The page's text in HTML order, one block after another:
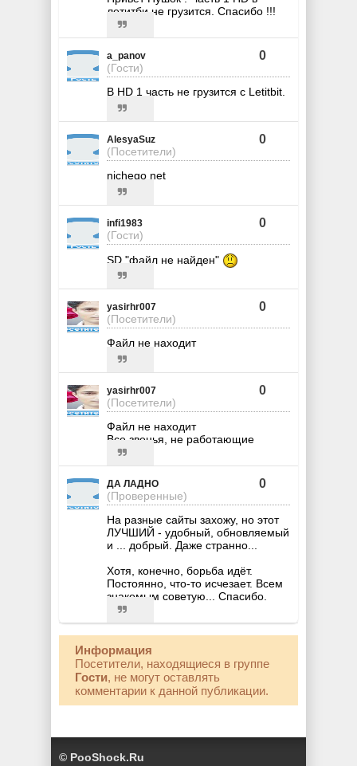
летитби не грузится. Спасибо !!!
a_panov
(Гости)
0
В HD 1 часть не грузится с Letitbit.
AlesyaSuz
(Посетители)
0
nichego net
infi1983
(Гости)
0
SD "файл не найден"
yasirhr007
(Посетители)
0
Файл не находит
yasirhr007
(Посетители)
0
Файл не находит
Все звенья, не работающие
ДА ЛАДНО
(Проверенные)
0
На разные сайты захожу, но этот
ЛУЧШИЙ - удобный, обновляемый
и ... добрый. Даже странно...
Хотя, конечно, борьба идёт.
Постоянно, что-то исчезает. Всем
знакомым советую... Спасибо.
Информация
Посетители, находящиеся в группе
Гости, не могут оставлять
комментарии к данной публикации.
© PooShock.Ru